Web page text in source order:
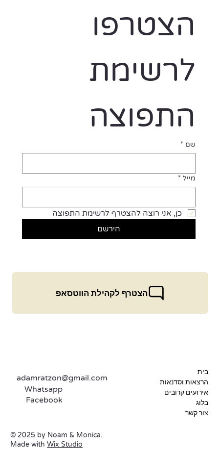
התפוצה
שם *
מייל *
כן, אני רוצה להצטרף לרשימת התפוצה
הירשם
adamratzon@gmail.com
Whatsapp
Facebook
הצטרף לקהילת הווטסאפ
© 2025 by Noam & Monica.
Made withWix Studio
בית
הרצאות וסדנאות
אירועים קרובים
בלוג
צור קשר